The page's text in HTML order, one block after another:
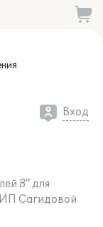
Вход
8" для
ИП Сагидовой